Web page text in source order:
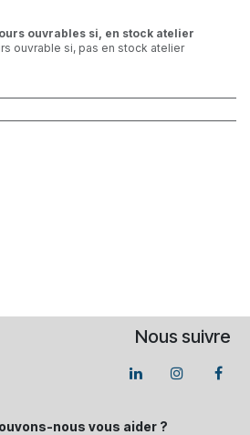
ouvrables si, en stock atelier
ouvrable si, pas en stock atelier
Nous suivre
​nous vous aider ?